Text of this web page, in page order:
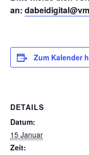
an:
Zum Kalender
DETAILS
Datum:
15 Januar
Zeit: